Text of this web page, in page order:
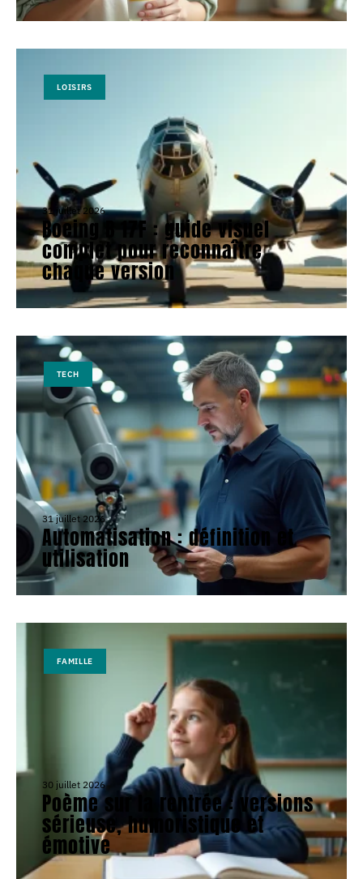
LOISIRS
31 juillet 2026
Boeing B 17F : guide visuel
complet pour reconnaître
chaque version
TECH
31 juillet 2026
Automatisation : définition et
utilisation
FAMILLE
30 juillet 2026
Poème sur la rentrée : versions
sérieuse, humoristique et
émotive